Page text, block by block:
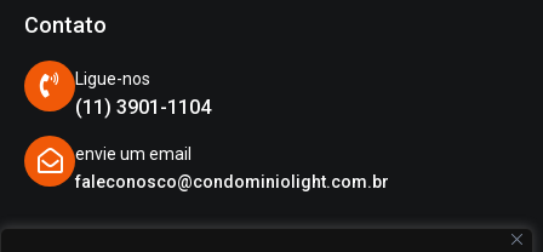
Contato
Ligue-nos
(11) 3901-1104
envie um email
faleconosco@condominiolight.com.br